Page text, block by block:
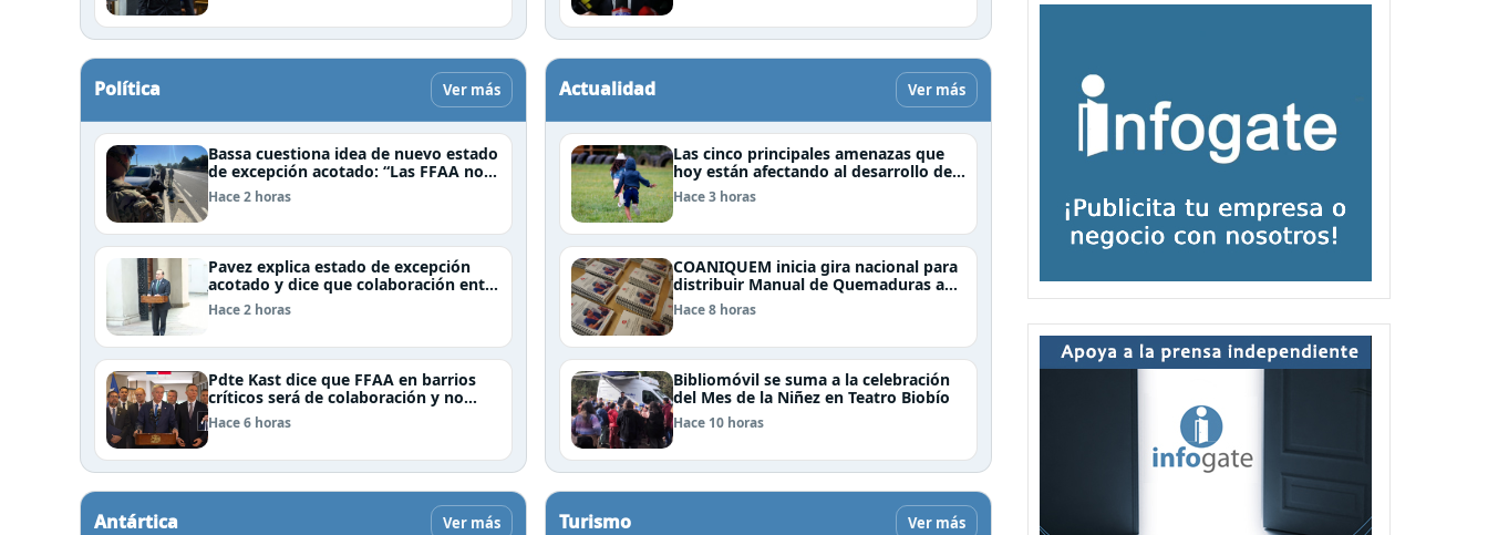
Política Ver más
Bassa cuestiona idea de nuevo estado
de excepción acotado: “Las FFAA no
son policías”
Hace 2 horas
Pavez explica estado de excepción
acotado y dice que colaboración entre
FFAA y policías, “es algo del todo
pertinente analizar”
Hace 2 horas
Pdte Kast dice que FFAA en barrios
críticos será de colaboración y no
sustituye rol de policías en control del
orden público
Hace 6 horas
Actualidad Ver más
Las cinco principales amenazas que
hoy están afectando al desarrollo de
los niños en Chile
Hace 3 horas
COANIQUEM inicia gira nacional para
distribuir Manual de Quemaduras a
profesionales de la salud
Hace 8 horas
Bibliomóvil se suma a la celebración
del Mes de la Niñez en Teatro Biobío
Hace 10 horas
Antártica Ver más Turismo Ver más